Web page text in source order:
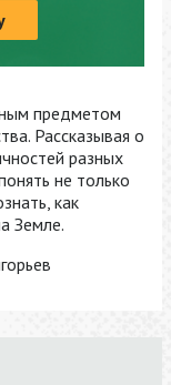
предметом
Рассказывая о
разных
не только
как
Земле.